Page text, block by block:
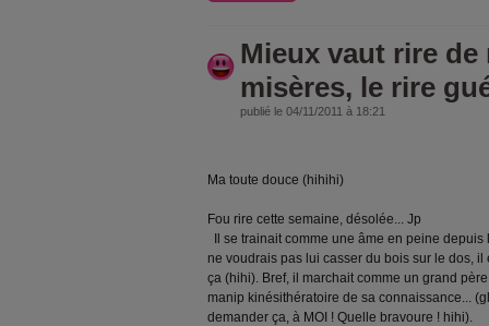
Mieux vaut rire
misères, le rire
publié le 04/11/2011 à 18:21
Ma toute douce (hihihi)
Fou rire cette semaine, désolée... Jp
Il se trainait comme une âme en peine
ne voudrais pas lui casser du bois sur le dos,
ça (hihi). Bref, il marchait comme un grand
manip kinésithératoire de sa connaissance...
demander ça, à MOI ! Quelle bravoure ! hihi).